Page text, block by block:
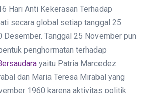
Hari Anti Kekerasan Terhadap
secara global setiap tanggal 25
Desember. Tanggal 25 November pun
penghormatan terhadap
yaitu Patria Marcedez
dan Maria Teresa Mirabal yang
1960 karena aktivitas politik